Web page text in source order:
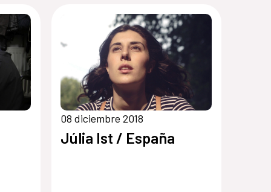
08 diciembre 2018
Júlia Ist / España